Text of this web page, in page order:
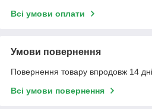
Всі умови оплати
Умови повернення
Повернення товару впродовж 14
Всі умови повернення